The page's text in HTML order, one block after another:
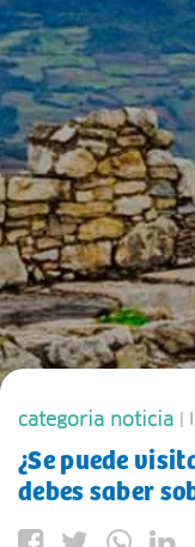
categoria noticia |
¿Se puede
debes saber